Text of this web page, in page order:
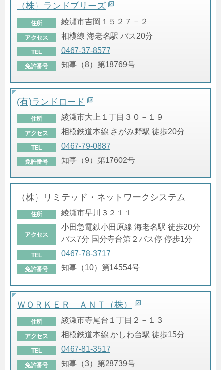
（株）ランドブリーズ
住所 綾瀬市吉岡１５２７－２
アクセス 相模線 海老名駅 バス20分
TEL 0467-37-8577
免許番号 知事（8）第18769号
(有)ランドロード
住所 綾瀬市大上１丁目３０－１９
アクセス 相模鉄道本線 さがみ野駅 徒歩20分
TEL 0467-79-0887
免許番号 知事（9）第17602号
（株）リミテッド・ネットワークシステム
住所 綾瀬市早川３２１１
アクセス
小田急電鉄小田原線 海老名駅 徒歩20分
バス7分 国分寺台第２バス停 停歩1分
TEL 0467-78-3717
免許番号 知事（10）第14554号
ＷＯＲＫＥＲ ＡＮＴ（株）
住所 綾瀬市寺尾台１丁目２－１３
アクセス 相模鉄道本線 かしわ台駅 徒歩15分
TEL 0467-81-3517
免許番号 知事（3）第28739号